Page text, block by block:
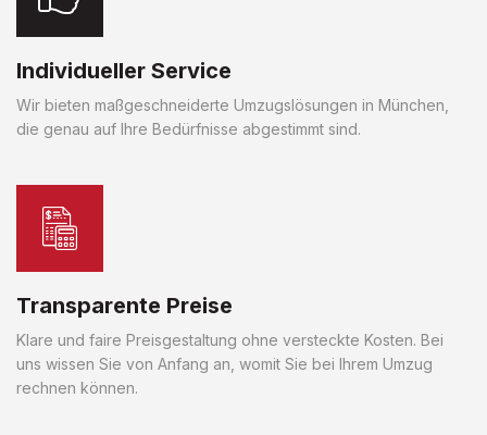
Individueller Service
Wir bieten maßgeschneiderte Umzugslösungen in München,
die genau auf Ihre Bedürfnisse abgestimmt sind.
Transparente Preise
Klare und faire Preisgestaltung ohne versteckte Kosten. Bei
uns wissen Sie von Anfang an, womit Sie bei Ihrem Umzug
rechnen können.